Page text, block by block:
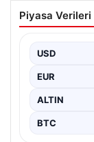
Sturm
Fenerbahçe,
Piyasa Verileri
USD
EUR
ALTIN
BTC